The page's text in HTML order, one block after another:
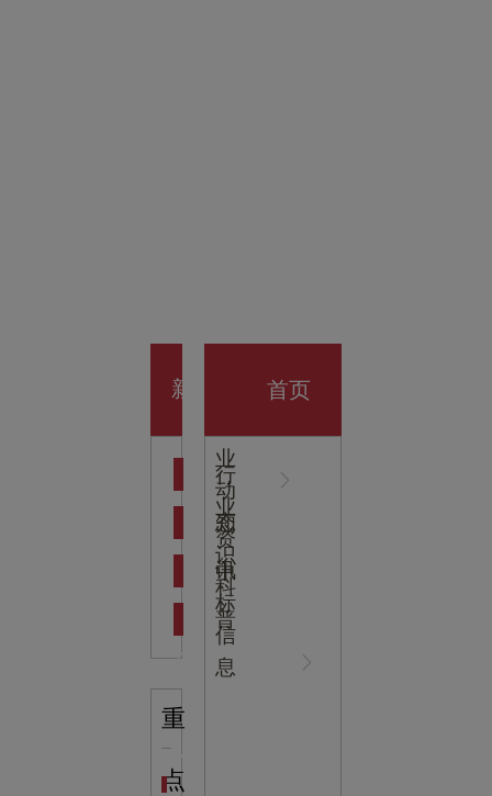
开业大
吉
新
心
NEWS
业
动
态
行
业
资
讯
知
识
科
普
中
标
信
息
重
点海洋馆设计建设方案：展示内容和互动体验设计
首页